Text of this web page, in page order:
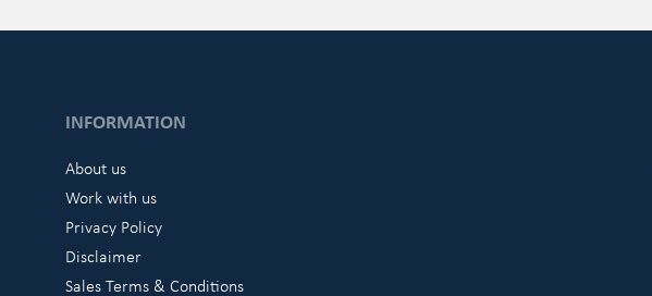
INFORMATION
About us
Work with us
Privacy Policy
Disclaimer
Sales Terms & Conditions